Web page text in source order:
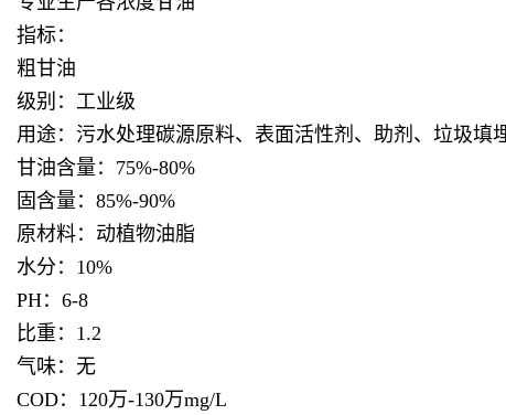
指标：
粗甘油
级别：工业级
用途：污水处理碳源原料、表面活性剂、助剂、垃圾填
甘油含量：75%-80%
固含量：85%-90%
原材料：动植物油脂
水分：10%
PH：6-8
比重：1.2
气味：无
COD：120万-130万mg/L